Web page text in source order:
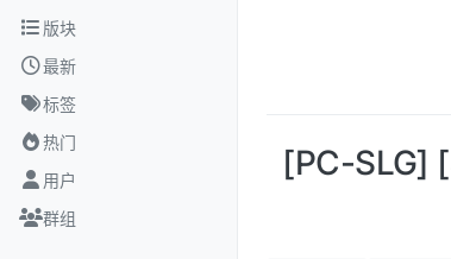
跳转至内容
版块
最新
标签
热门
用户
群组
[PC-SLG]